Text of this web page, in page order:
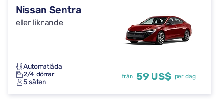
Nissan Sentra
eller liknande
Automatlåda
2/4 dörrar
5 säten
från 59 US$ per dag